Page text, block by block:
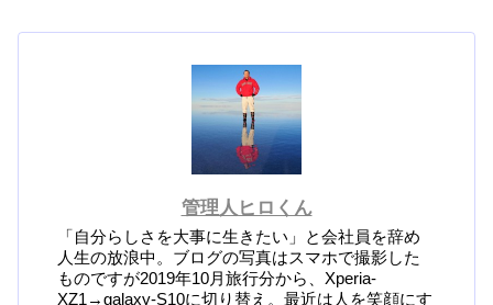
管理人ヒロくん
「自分らしさを大事に生きたい」と会社員を辞め
人生の放浪中。ブログの写真はスマホで撮影した
ものですが2019年10月旅行分から、Xperia-
XZ1→galaxy-S10に切り替え。最近は人を笑顔にす